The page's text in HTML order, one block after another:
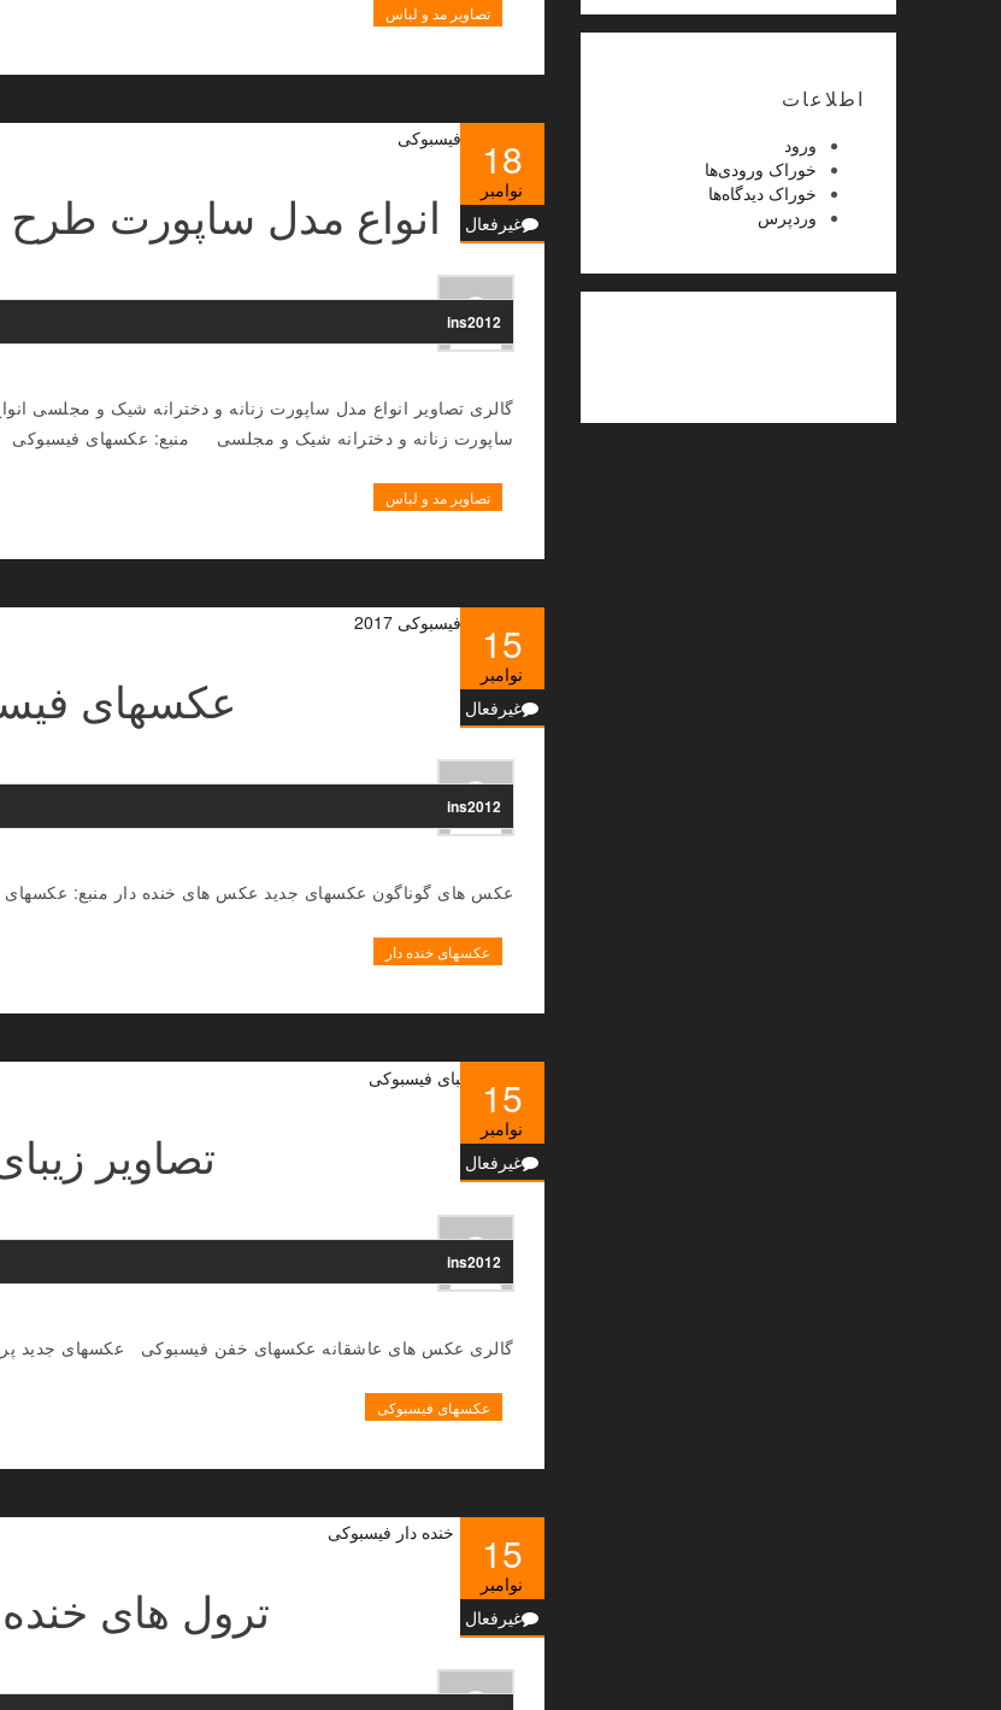
تصاویر مد و لباس
18
نوامبر
غیرفعال
انواع مدل ساپورت طرح
ins2012
ساپورت زنانه و دخترانه شیک و مجلسی منبع: عکسهای فیسبوکی
تصاویر مد و لباس
15
نوامبر
غیرفعال
عکسهای
ins2012
عکس های گوناگون عکسهای جدید عکس های خنده دار منبع: عکسهای
عکسهای خنده دار
15
نوامبر
غیرفعال
تصاویر
ins2012
گالری عکس های عاشقانه عکسهای خفن فیسبوکی عکسهای جدید
عکسهای فیسبوکی
15
نوامبر
غیرفعال
ترول های
اطلاعات
ورود
خوراک ورودی‌ها
خوراک دیدگاه‌ها
وردپرس